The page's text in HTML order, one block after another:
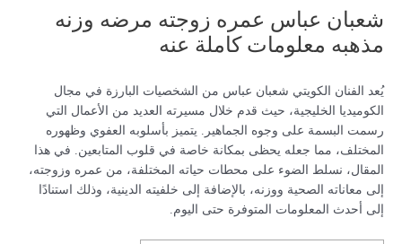
شعبان عباس عمره زوجته مرضه وزنه
مذهبه معلومات كاملة عنه
يُعد الفنان الكويتي شعبان عباس من الشخصيات البارزة في مجال
الكوميديا الخليجية، حيث قدم خلال مسيرته العديد من الأعمال التي
رسمت البسمة على وجوه الجماهير. يتميز بأسلوبه العفوي وظهوره
المختلف، مما جعله يحظى بمكانة خاصة في قلوب المتابعين. في هذا
المقال، نسلط الضوء على محطات حياته المختلفة، من عمره وزوجته،
إلى معاناته الصحية ووزنه، بالإضافة إلى خلفيته الدينية، وذلك استنادًا
إلى أحدث المعلومات المتوفرة حتى اليوم.